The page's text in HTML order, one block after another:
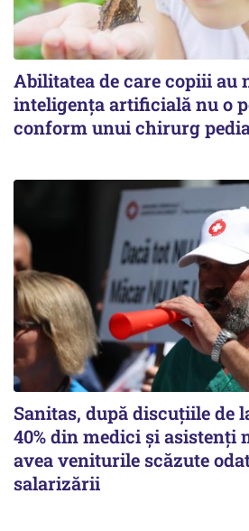
Abilitatea de care copiii au
inteligența artificială nu o
conform unui chirurg
Sanitas, după discuțiile de
40% din medici și asistenți
avea veniturile scăzute
salarizării